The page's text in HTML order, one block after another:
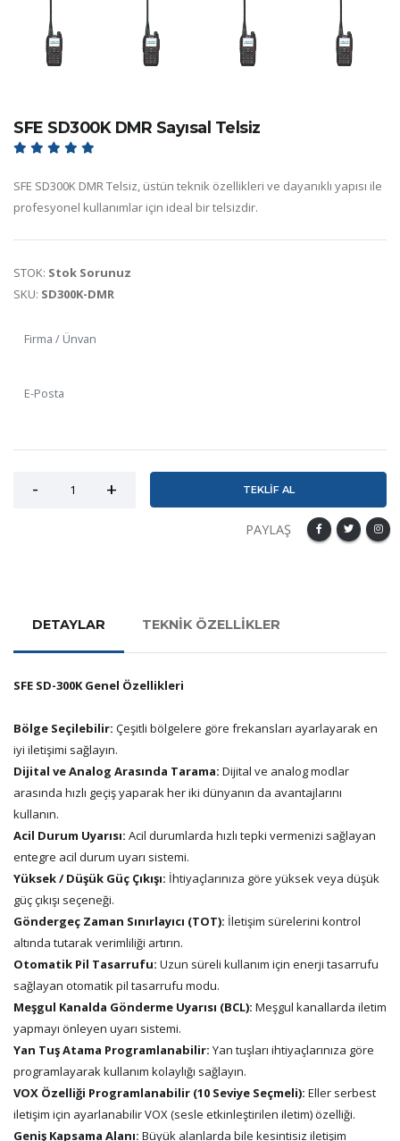
SFE SD300K DMR Sayısal Telsiz
SFE SD300K DMR Telsiz, üstün teknik özellikleri ve dayanıklı yapısı ile
profesyonel kullanımlar için ideal bir telsizdir.
STOK: Stok Sorunuz
SKU: SD300K-DMR
TEKLİF AL
PAYLAŞ
DETAYLAR TEKNİK ÖZELLİKLER
SFE SD-300K Genel Özellikleri
Bölge Seçilebilir: Çeşitli bölgelere göre frekansları ayarlayarak en
iyi iletişimi sağlayın.
Dijital ve Analog Arasında Tarama: Dijital ve analog modlar
arasında hızlı geçiş yaparak her iki dünyanın da avantajlarını
kullanın.
Acil Durum Uyarısı: Acil durumlarda hızlı tepki vermenizi sağlayan
entegre acil durum uyarı sistemi.
Yüksek / Düşük Güç Çıkışı: İhtiyaçlarınıza göre yüksek veya düşük
güç çıkışı seçeneği.
Göndergeç Zaman Sınırlayıcı (TOT): İletişim sürelerini kontrol
altında tutarak verimliliği artırın.
Otomatik Pil Tasarrufu: Uzun süreli kullanım için enerji tasarrufu
sağlayan otomatik pil tasarrufu modu.
Meşgul Kanalda Gönderme Uyarısı (BCL): Meşgul kanallarda iletim
yapmayı önleyen uyarı sistemi.
Yan Tuş Atama Programlanabilir: Yan tuşları ihtiyaçlarınıza göre
programlayarak kullanım kolaylığı sağlayın.
VOX Özelliği Programlanabilir (10 Seviye Seçmeli): Eller serbest
iletişim için ayarlanabilir VOX (sesle etkinleştirilen iletim) özelliği.
Geniş Kapsama Alanı: Büyük alanlarda bile kesintisiz iletişim